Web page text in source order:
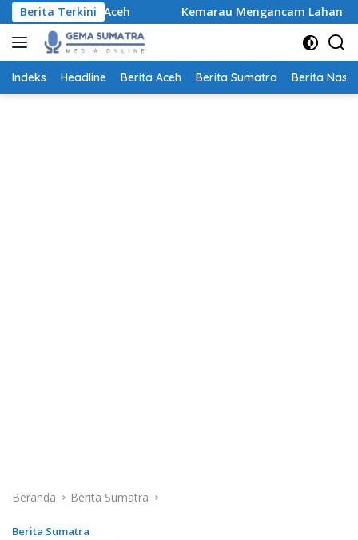
Langsung
ke
konten
Berita Terkini
di Aceh Kemarau Mengancam Lahan Pertanian,
Indeks Headline Berita Aceh Berita Sumatra Berita
Beranda Berita Sumatra
Berita Sumatra